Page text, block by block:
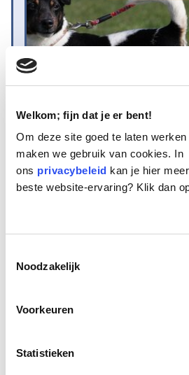
Welkom; fijn dat je er bent!
Om deze site goed te laten
maken we gebruik van cookies. In
ons privacybeleid kan je hier
beste website-ervaring? Klik dan
Noodzakelijk
Voorkeuren
Statistieken
Naam: Joss
Geslacht: Reu
Hoeveel dagen te gast
Jack-Russell Terriër, reu, 11 jaar. Joss
Terriër met pientere prikoogjes. Joss